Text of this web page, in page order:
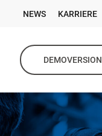
NEWS KARRIERE
DEMOVERSION